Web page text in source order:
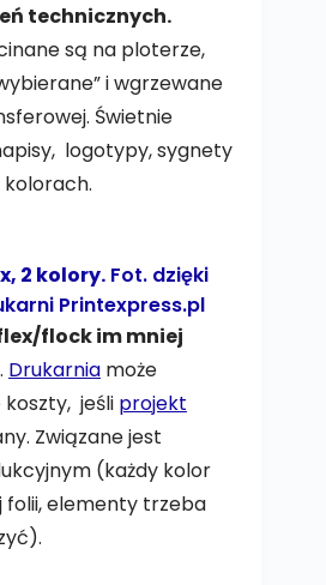
technicznych.
są na ploterze,
i wgrzewane
Świetnie
logotypy, sygnety
2 kolory. Fot. dzięki
Printexpress.pl
flock im mniej
. Drukarnia może
jeśli projekt
Związane jest
(każdy kolor
folii, elementy trzeba